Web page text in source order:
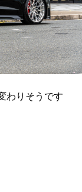
わりそうです